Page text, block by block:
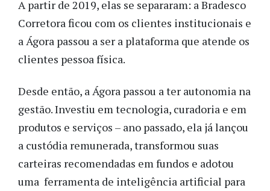
A partir de 2019, elas se separaram: a Bradesco
Corretora ficou com os clientes institucionais e
a Ágora passou a ser a plataforma que atende os
clientes pessoa física.
Desde então, a Ágora passou a ter autonomia na
gestão. Investiu em tecnologia, curadoria e em
produtos e serviços – ano passado, ela já lançou
a custódia remunerada, transformou suas
carteiras recomendadas em fundos e adotou
uma ferramenta de inteligência artificial para